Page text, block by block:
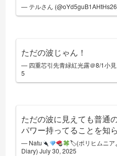
— テルさん
ただの波じゃん！
— 四重芯引先青緑紅光露＠8/1小
5
ただの波に見えても普通
パワー持ってることを知
— Natu 🏷(ポリヒムニア
Diary)July 30, 2025